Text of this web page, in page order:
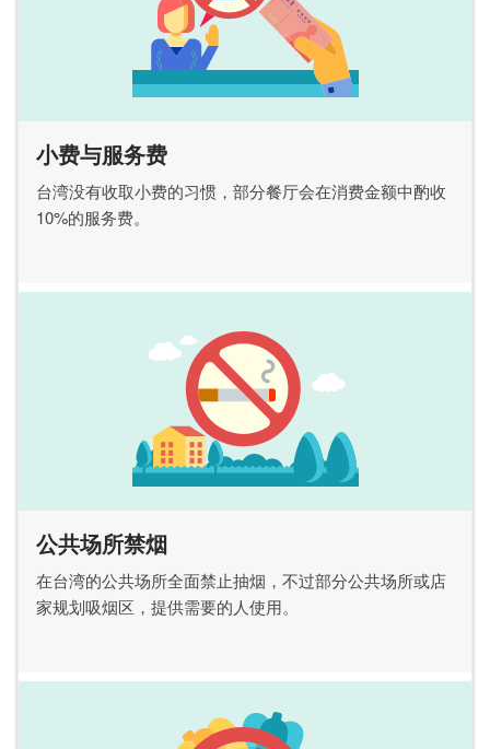
小费与服务费
台湾没有收取小费的习惯，部分餐厅会在消费金额中酌收
10%的服务费。
公共场所禁烟
在台湾的公共场所全面禁止抽烟，不过部分公共场所或店
家规划吸烟区，提供需要的人使用。